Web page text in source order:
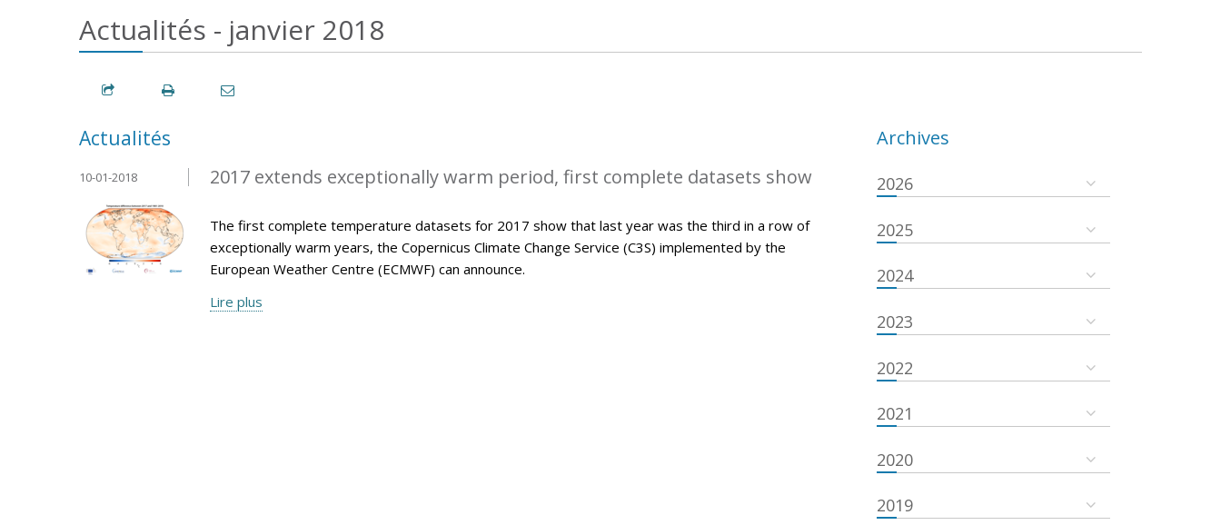
Actualités - janvier 2018
Actualités
2017 extends exceptionally warm period, first complete datasets show
10-01-2018
The first complete temperature datasets for 2017 show that last year was the third in a row of
exceptionally warm years, the Copernicus Climate Change Service (C3S) implemented by the
European Weather Centre (ECMWF) can announce.
Lire plus
Archives
2026
2025
2024
2023
2022
2021
2020
2019